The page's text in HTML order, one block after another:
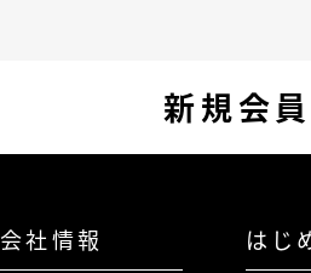
新規会
会社情報 はじ